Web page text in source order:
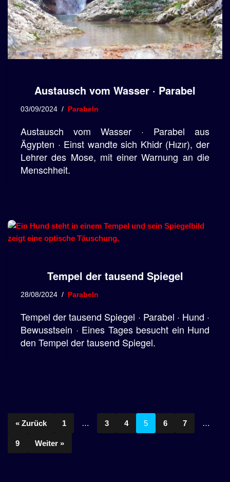
Austausch vom Wasser · Parabel
03/09/2024 Parabeln
Austausch vom Wasser · Parabel aus
Ägypten · Einst wandte sich Khidr (Hızır), der
Lehrer des Mose, mit einer Warnung an die
Menschheit.
Tempel der tausend Spiegel
28/08/2024 Parabeln
Tempel der tausend Spiegel · Parabel · Hund ·
Bewusstsein · Eines Tages besucht ein Hund
den Tempel der tausend Spiegel.
« Zurück 1 … 3 4 5 6 7 …
9 Weiter »